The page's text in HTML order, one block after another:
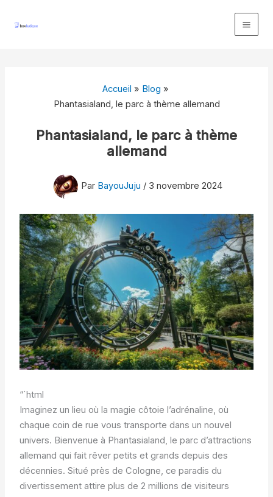
Accueil
Blog
Phantasialand, le parc à thème allemand
Phantasialand, le parc à thème
allemand
Par BayouJuju / 3 novembre 2024
“`html
Imaginez un lieu où la magie côtoie l’adrénaline, où
chaque coin de rue vous transporte dans un nouvel
univers. Bienvenue à Phantasialand, le parc d’attractions
allemand qui fait rêver petits et grands depuis des
décennies. Situé près de Cologne, ce paradis du
divertissement attire plus de 2 millions de visiteurs